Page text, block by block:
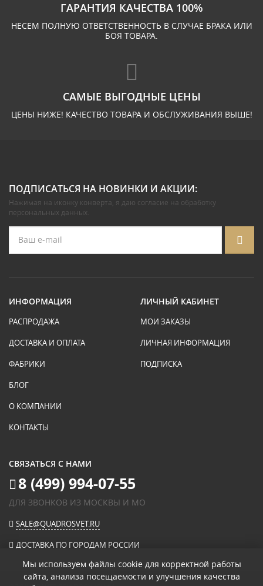
ГАРАНТИЯ КАЧЕСТВА 100%
НЕСЕМ ПОЛНУЮ ОТВЕТСТВЕННОСТЬ В СЛУЧАЕ БРАКА ИЛИ
БОЯ ТОВАРА.
САМЫЕ ВЫГОДНЫЕ ЦЕНЫ
ЦЕНЫ НИЖЕ! КАЧЕСТВО ТОВАРА И ОБСЛУЖИВАНИЯ ВЫШЕ!
ПОДПИСАТЬСЯ НА НОВИНКИ И АКЦИИ:
Нажимая на иконку конверта, я даю согласие на обработку
персональных данных.
ИНФОРМАЦИЯ
РАСПРОДАЖА
ДОСТАВКА И ОПЛАТА
ФАБРИКИ
БЛОГ
О КОМПАНИИ
КОНТАКТЫ
ЛИЧНЫЙ КАБИНЕТ
МОИ ЗАКАЗЫ
ЛИЧНАЯ ИНФОРМАЦИЯ
ПОДПИСКА
СВЯЗАТЬСЯ С НАМИ
8 (499) 994-07-55
ДЛЯ ЗВОНКОВ ИЗ МОСКВЫ И МО
SALE@QUADROSVET.RU
ДОСТАВКА ПО ГОРОДАМ РОССИИ
Мы используем файлы cookie для корректной работы
сайта, анализа посещаемости и улучшения качества